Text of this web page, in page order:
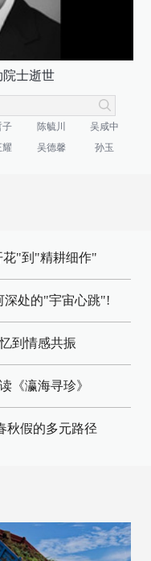
院士逝世
子 陈毓川
吴咸中
耀 吴德馨 孙玉
花"到"精耕细作"
深处的"宇宙心跳"!
到情感共振
瀛海寻珍》
秋假的多元路径